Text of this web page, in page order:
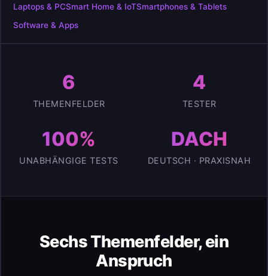
Laptops & PCSmart Home & IoTSmartphones & Tablets
Software & Apps
6
THEMENFELDER
4
TESTER
100%
UNABHÄNGIGE TESTS
DACH
DEUTSCH · PRAXISNAH
Sechs Themenfelder, ein
Anspruch